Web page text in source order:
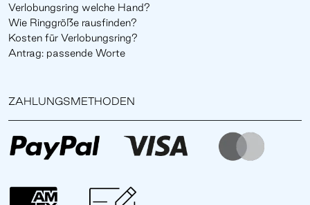
Verlobungsring welche Hand?
Wie Ringgröße rausfinden?
Kosten für Verlobungsring?
Antrag: passende Worte
ZAHLUNGSMETHODEN